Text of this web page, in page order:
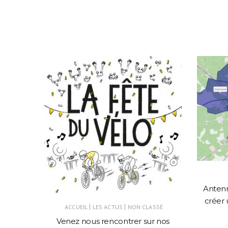
ACCUEIL | LES ACTUS | NON CLASSÉ
Venez nous rencontrer sur nos
créer